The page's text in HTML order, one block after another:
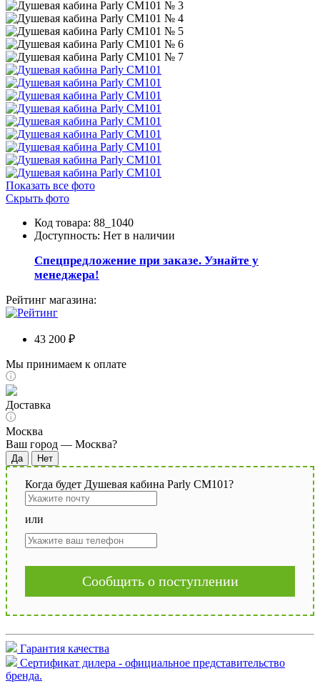
Показать все фото
Скрыть фото
Код товара: 88_1040
Доступность: Нет в наличии
Спецпредложение при заказе. Узнайте у
менеджера!
Рейтинг магазина:
43 200 ₽
Мы принимаем к оплате
Доставка
Москва
Ваш город — Москва?
Когда будет Душевая кабина Parly CM101?
или
Сообщить о поступлении
Гарантия качества
Сертификат дилера - официальное представительство
бренда.